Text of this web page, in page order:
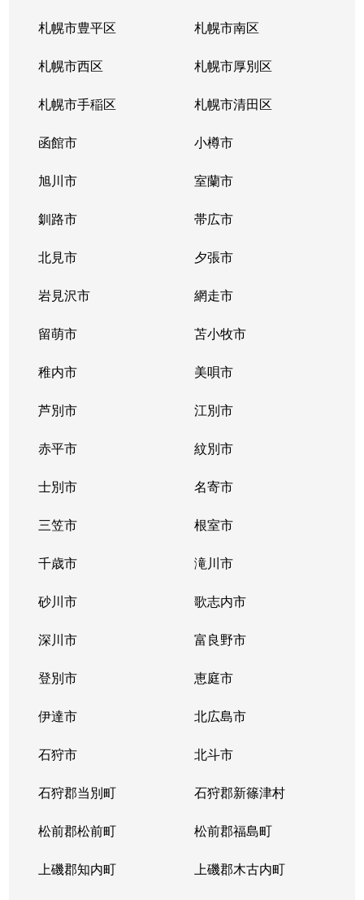
札幌市豊平区 札幌市南区
札幌市西区 札幌市厚別区
札幌市手稲区 札幌市清田区
函館市 小樽市
旭川市 室蘭市
釧路市 帯広市
北見市 夕張市
岩見沢市 網走市
留萌市 苫小牧市
稚内市 美唄市
芦別市 江別市
赤平市 紋別市
士別市 名寄市
三笠市 根室市
千歳市 滝川市
砂川市 歌志内市
深川市 富良野市
登別市 恵庭市
伊達市 北広島市
石狩市 北斗市
石狩郡当別町 石狩郡新篠津村
松前郡松前町 松前郡福島町
上磯郡知内町 上磯郡木古内町